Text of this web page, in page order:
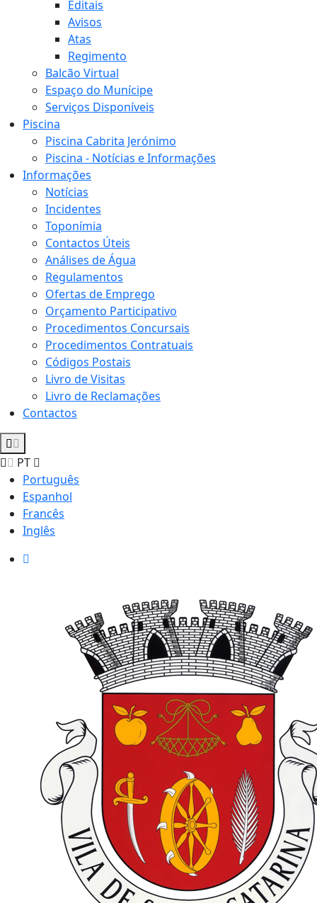
Editais
Avisos
Atas
Regimento
Balcão Virtual
Espaço do Munícipe
Serviços Disponíveis
Piscina
Piscina Cabrita Jerónimo
Piscina - Notícias e Informações
Informações
Notícias
Incidentes
Toponímia
Contactos Úteis
Análises de Água
Regulamentos
Ofertas de Emprego
Orçamento Participativo
Procedimentos Concursais
Procedimentos Contratuais
Códigos Postais
Livro de Visitas
Livro de Reclamações
Contactos
PT
Português
Espanhol
Francês
Inglês